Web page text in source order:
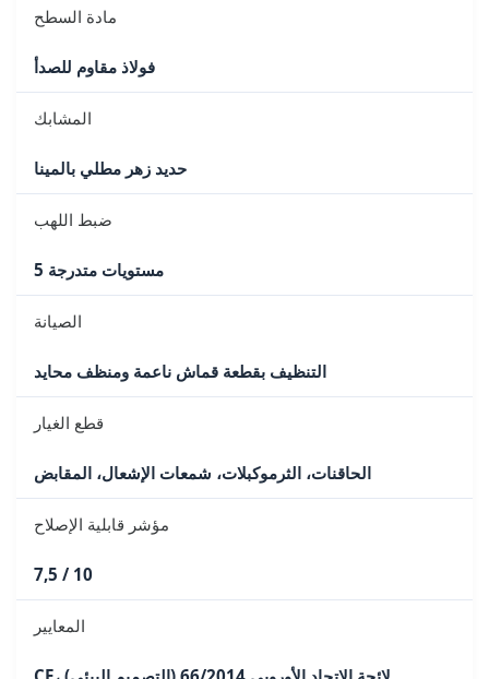
مادة السطح
فولاذ مقاوم للصدأ
المشابك
حديد زهر مطلي بالمينا
ضبط اللهب
5 مستويات متدرجة
الصيانة
التنظيف بقطعة قماش ناعمة ومنظف محايد
قطع الغيار
الحاقنات، الثرموكبلات، شمعات الإشعال، المقابض
مؤشر قابلية الإصلاح
7,5 / 10
المعايير